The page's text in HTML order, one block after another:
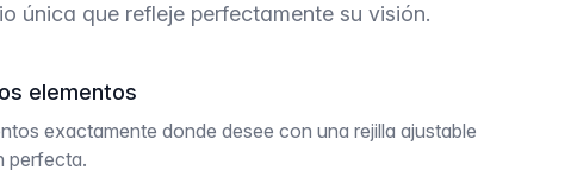
única que refleje perfectamente su visión.
elementos
exactamente donde desee con una rejilla ajustable
perfecta.